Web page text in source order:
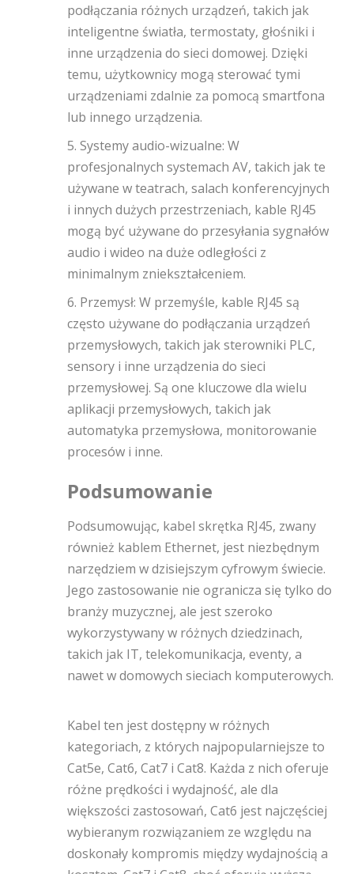
podłączania różnych urządzeń, takich jak
inteligentne światła, termostaty, głośniki i
inne urządzenia do sieci domowej. Dzięki
temu, użytkownicy mogą sterować tymi
urządzeniami zdalnie za pomocą smartfona
lub innego urządzenia.
5. Systemy audio-wizualne: W
profesjonalnych systemach AV, takich jak te
używane w teatrach, salach konferencyjnych
i innych dużych przestrzeniach, kable RJ45
mogą być używane do przesyłania sygnałów
audio i wideo na duże odległości z
minimalnym zniekształceniem.
6. Przemysł: W przemyśle, kable RJ45 są
często używane do podłączania urządzeń
przemysłowych, takich jak sterowniki PLC,
sensory i inne urządzenia do sieci
przemysłowej. Są one kluczowe dla wielu
aplikacji przemysłowych, takich jak
automatyka przemysłowa, monitorowanie
procesów i inne.
Podsumowanie
Podsumowując, kabel skrętka RJ45, zwany
również kablem Ethernet, jest niezbędnym
narzędziem w dzisiejszym cyfrowym świecie.
Jego zastosowanie nie ogranicza się tylko do
branży muzycznej, ale jest szeroko
wykorzystywany w różnych dziedzinach,
takich jak IT, telekomunikacja, eventy, a
nawet w domowych sieciach komputerowych.
Kabel ten jest dostępny w różnych
kategoriach, z których najpopularniejsze to
Cat5e, Cat6, Cat7 i Cat8. Każda z nich oferuje
różne prędkości i wydajność, ale dla
większości zastosowań, Cat6 jest najczęściej
wybieranym rozwiązaniem ze względu na
doskonały kompromis między wydajnością a